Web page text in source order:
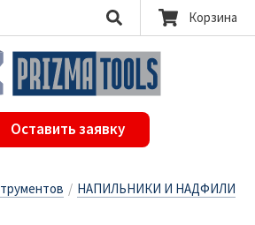
Корзина
Оставить заявку
/ НАПИЛЬНИКИ И НАДФИЛИ